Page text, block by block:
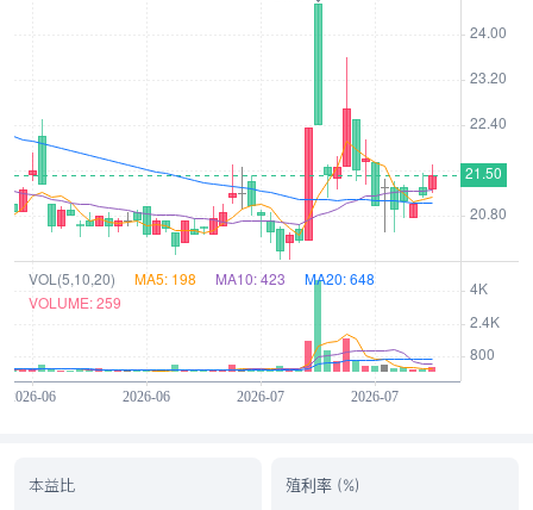
本益比 殖利率 (%)